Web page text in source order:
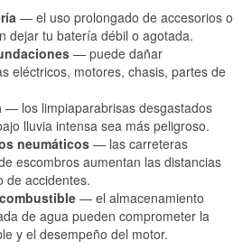
— el uso prolongado de accesorios o
dejar tu batería débil o agotada.
— puede dañar
eléctricos, motores, chasis, partes de
— los limpiaparabrisas desgastados
lluvia intensa sea más peligroso.
neumáticos — las carreteras
escombros aumentan las distancias
de accidentes.
— el almacenamiento
de agua pueden comprometer la
y el desempeño del motor.